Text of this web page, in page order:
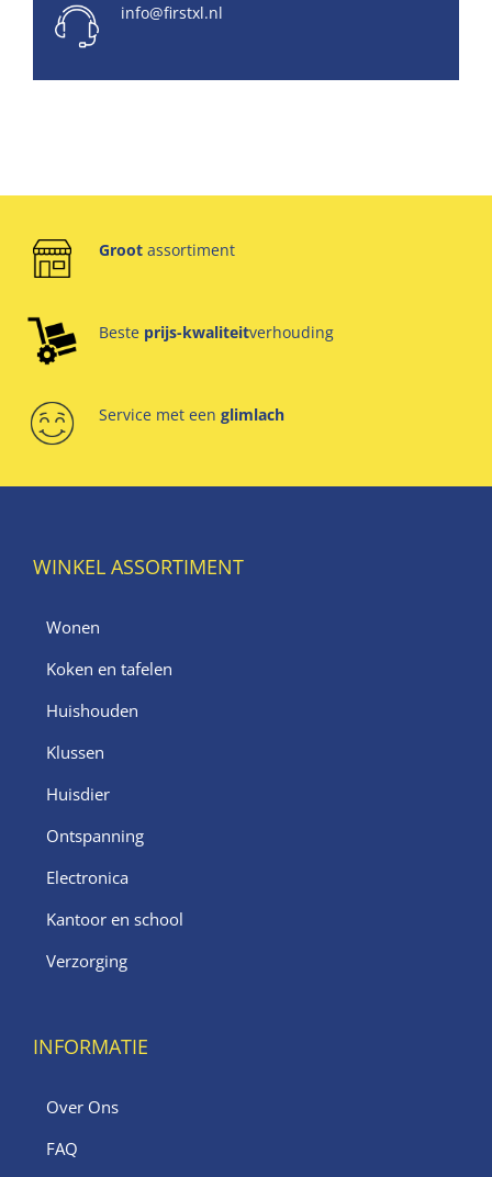
info@firstxl.nl
Groot assortiment
Beste prijs-kwaliteitverhouding
Service met een glimlach
WINKEL ASSORTIMENT
Wonen
Koken en tafelen
Huishouden
Klussen
Huisdier
Ontspanning
Electronica
Kantoor en school
Verzorging
INFORMATIE
Over Ons
FAQ